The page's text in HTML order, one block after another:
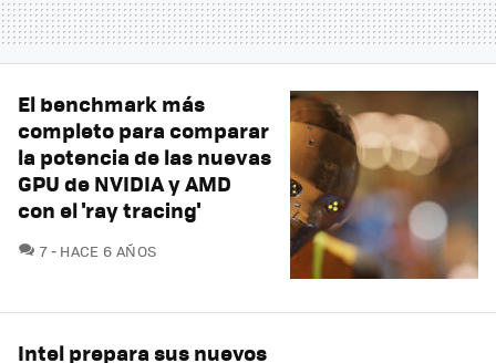
El benchmark más
completo para comparar
la potencia de las nuevas
GPU de NVIDIA y AMD
con el 'ray tracing'
7COMENTARIOS
HACE 6 AÑOS
Intel prepara sus nuevos